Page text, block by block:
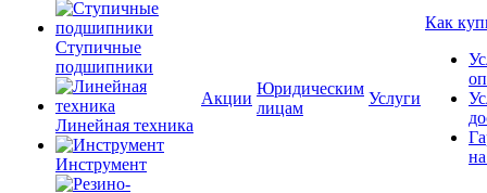
Ступичные
подшипники
Линейная техника
Инструмент
Акции
Юридическим
лицам
Услуги
Как